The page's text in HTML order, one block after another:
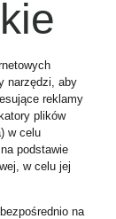
narzędzi, aby
reklamy
plików
w celu
podstawie
w celu jej
na